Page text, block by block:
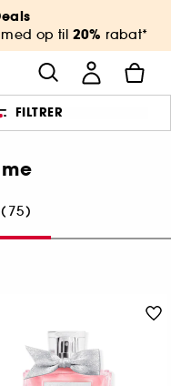
op til 20% rabat*
FILTRER